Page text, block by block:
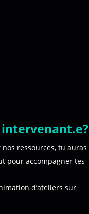
intervenant.e?
ressources, tu auras
pour accompagner tes
d’ateliers sur